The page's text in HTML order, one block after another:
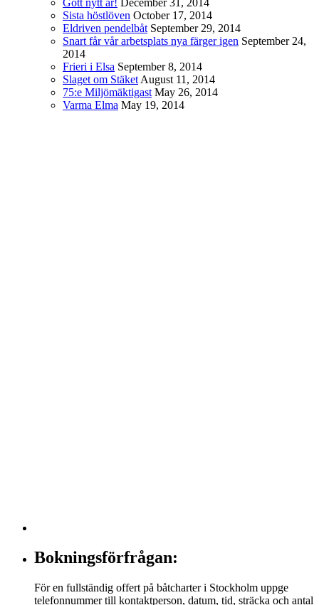
Sista höstlöven October 17, 2014
Eldriven pendelbåt September 29, 2014
Snart får vår arbetsplats nya färger igen September 24,
2014
Frieri i Elsa September 8, 2014
Slaget om Stäket August 11, 2014
75:e Miljömäktigast May 26, 2014
Varma Elma May 19, 2014
Bokningsförfrågan:
För en fullständig offert på båtcharter i Stockholm uppge
telefonnummer till kontaktperson, datum, tid, sträcka och antal